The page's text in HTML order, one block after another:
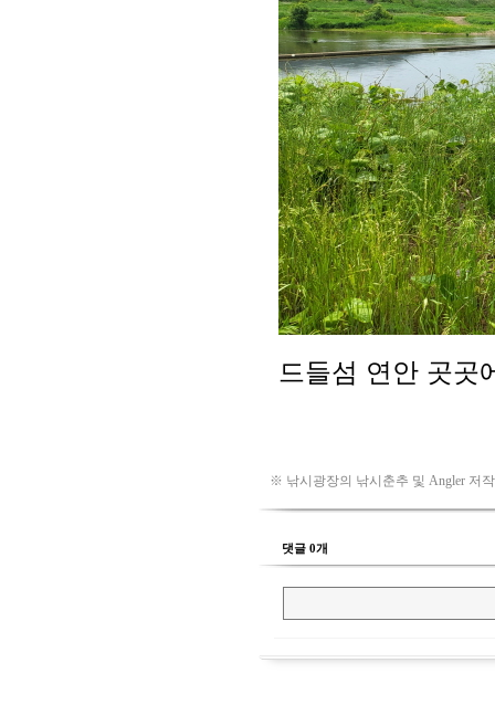
※ 낚시광장의 낚시춘추 및 Angler 저
댓글 0개